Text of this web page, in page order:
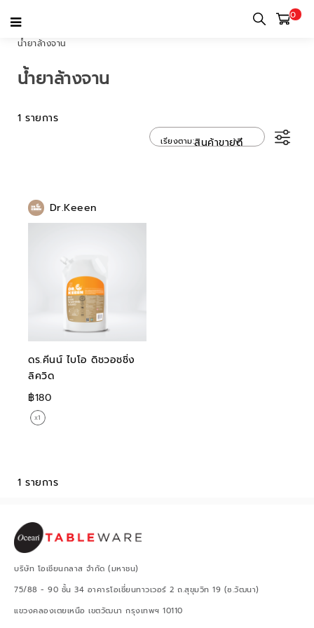
0
หน้าแรก เครื่องใช้บนโต๊ะอาหารและเครื่องใช้ในครัว
อื่นๆ
น้ำยาล้างจาน
น้ำยาล้างจาน
1 รายการ
เรียงตามสินค้าขายดี
Dr.Keeen
ดร.คีนน์ ไบโอ ดิชวอชชิ่ง
ลิควิด
฿180
1 รายการ
บริษัท โอเชียนกลาส จำกัด (มหาชน)
75/88 - 90 ชั้น 34 อาคารโอเชี่ยนทาวเวอร์ 2 ถ.สุขุมวิท 19 (ซ.วัฒนา)
แขวงคลองเตยเหนือ เขตวัฒนา กรุงเทพฯ 10110